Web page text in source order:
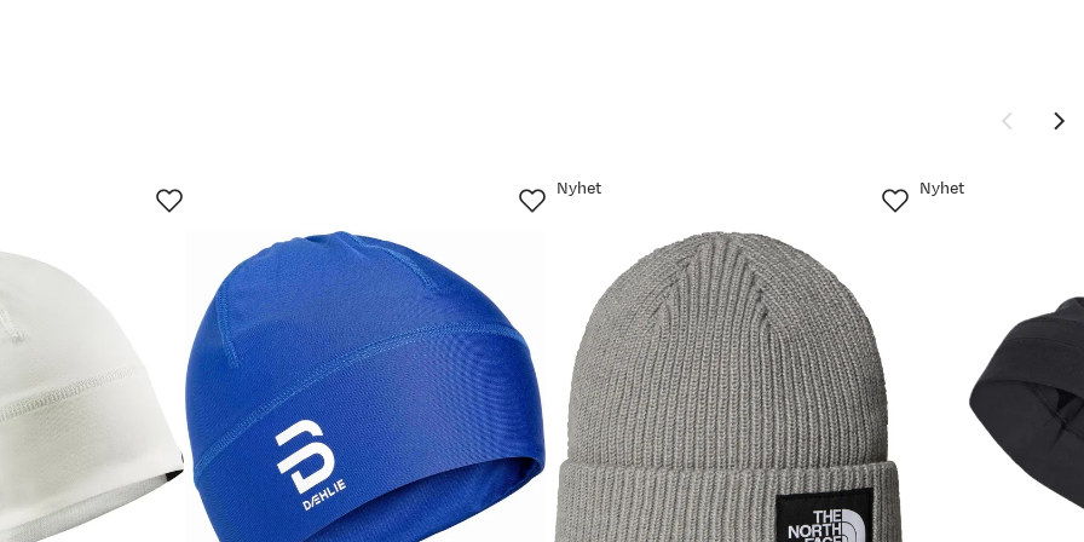
30.5
XL
12. jul.
Ny pris
249,-
169,-
249,-
Nyhet Nyhet